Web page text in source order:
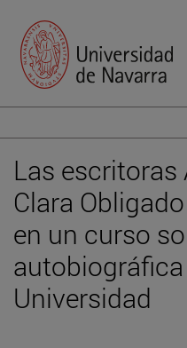
Las escritoras
Clara
en un curso
Universidad